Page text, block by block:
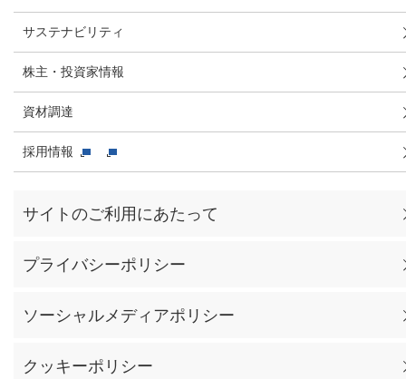
サステナビリティ
株主・投資家情報
資材調達
採用情報
サイトのご利用にあたって
プライバシーポリシー
ソーシャルメディアポリシー
クッキーポリシー